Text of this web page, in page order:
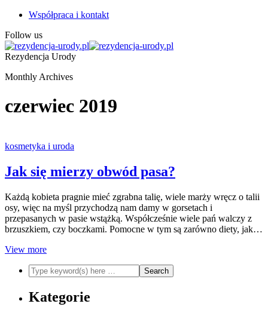
Współpraca i kontakt
Follow us
Rezydencja Urody
Monthly Archives
czerwiec 2019
kosmetyka i uroda
Jak się mierzy obwód pasa?
Każdą kobieta pragnie mieć zgrabna talię, wiele marży wręcz o talii
osy, więc na myśl przychodzą nam damy w gorsetach i
przepasanych w pasie wstążką. Współcześnie wiele pań walczy z
brzuszkiem, czy boczkami. Pomocne w tym są zarówno diety, jak…
View more
Kategorie